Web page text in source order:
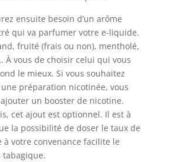
ensuite besoin d’un arôme
qui va parfumer votre e-liquide.
fruité (frais ou non), mentholé,
À vous de choisir celui qui vous
le mieux. Si vous souhaitez
préparation nicotinée, vous
un booster de nicotine.
cet ajout est optionnel. Il est à
la possibilité de doser le taux de
à votre convenance facilite le
tabagique.